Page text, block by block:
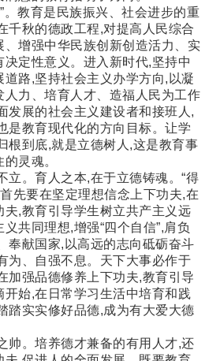
教育是民族振兴、社会进步的重
千秋的德政工程,对提高人民综合
增强中华民族创新创造活力、实
定性意义。进入新时代,坚持中
道路,坚持社会主义办学方向,以凝
力、培育人才、造福人民为工作
发展的社会主义建设者和接班人,
是教育现代化的方向目标。让学
根到底,就是立德树人,这是教育事
灵魂。
。育人之本,在于立德铸魂。“得
先要在坚定理想信念上下功夫,在
夫,教育引导学生树立共产主义远
共同理想,增强“四个自信”,肩负
奉献国家,以高远的志向砥砺奋斗
为、自强不息。天下大事必作于
加强品德修养上下功夫,教育引导
始,在日常学习生活中培育和践
踏实实修好品德,成为有大爱大德
。培养德才兼备的有用人才,还